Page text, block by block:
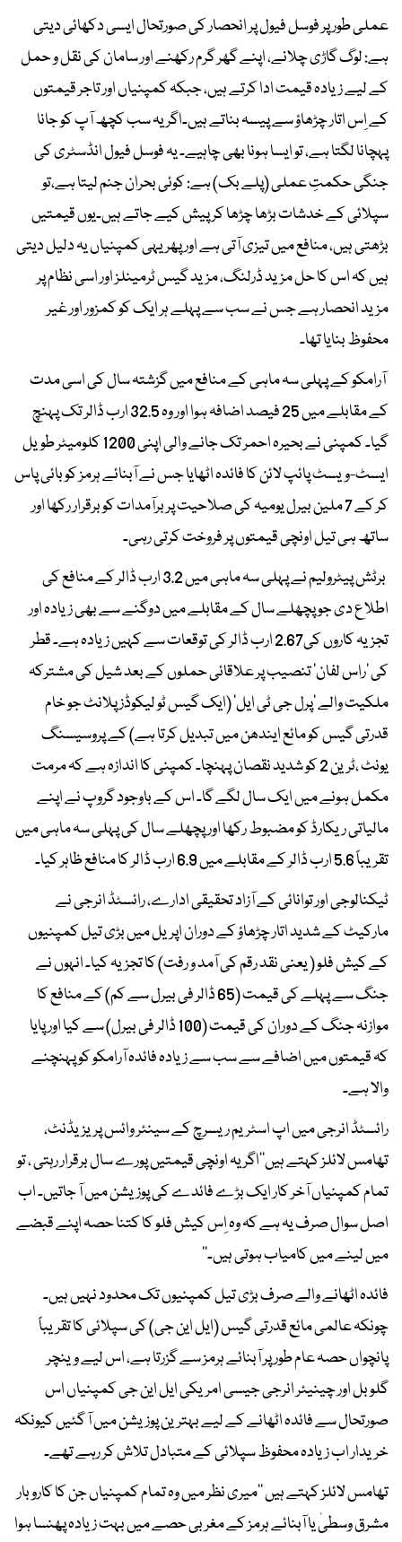
عملی طور پر فوسل فیول پر انحصار کی صورتحال ایسی دکھائی دیتی
ہے: لوگ گاڑی چلانے، اپنے گھر گرم رکھنے اور سامان کی نقل و حمل
کے لیے زیادہ قیمت ادا کرتے ہیں، جبکہ کمپنیاں اور تاجر قیمتوں
کے اِس اتار چڑھاؤ سے پیسہ بناتے ہیں۔اگر یہ سب کچھ آپ کو جانا
پہچانا لگتا ہے، تو ایسا ہونا بھی چاہیے۔ یہ فوسل فیول انڈسٹری کی
جنگی حکمتِ عملی (پلے بک) ہے: کوئی بحران جنم لیتا ہے،تو
سپلائی کے خدشات بڑھا چڑھا کر پیش کیے جاتے ہیں۔یوں قیمتیں
بڑھتی ہیں، منافع میں تیزی آتی ہے اور پھر یہی کمپنیاں یہ دلیل دیتی
ہیں کہ اس کا حل مزید ڈرلنگ، مزید گیس ٹرمینلز اور اسی نظام پر
مزید انحصار ہے جس نے سب سے پہلے ہر ایک کو کمزور اور غیر
محفوظ بنایا تھا۔
آرامکو کے پہلی سہ ماہی کے منافع میں گزشتہ سال کی اسی مدت
کے مقابلے میں 25 فیصد اضافہ ہوا اور وہ 32.5 ارب ڈالر تک پہنچ
گیا۔ کمپنی نے بحیرہ احمر تک جانے والی اپنی 1200 کلومیٹر طویل
ایسٹ-ویسٹ پائپ لائن کا فائدہ اٹھایا جس نے آبنائے ہرمز کو بائی پاس
کر کے 7 ملین بیرل یومیہ کی صلاحیت پر برآمدات کو برقرار رکھا اور
ساتھ ہی تیل اونچی قیمتوں پر فروخت کرتی رہی۔
برٹش پیٹرولیم نے پہلی سہ ماہی میں 3.2 ارب ڈالر کے منافع کی
اطلاع دی جو پچھلے سال کے مقابلے میں دوگنے سے بھی زیادہ اور
تجزیہ کاروں کی2.67 ارب ڈالر کی توقعات سے کہیں زیادہ ہے۔ قطر
کی ’راس لفان‘ تنصیب پر علاقائی حملوں کے بعد شیل کی مشترکہ
ملکیت والے ’پرل جی ٹی ایل‘ (ایک گیس ٹو لیکوڈز پلانٹ جو خام
قدرتی گیس کو مائع ایندھن میں تبدیل کرتا ہے) کے پروسیسنگ
یونٹ ،ٹرین 2 کو شدید نقصان پہنچا۔ کمپنی کا اندازہ ہے کہ مرمت
مکمل ہونے میں ایک سال لگے گا۔ اس کے باوجود گروپ نے اپنے
مالیاتی ریکارڈ کو مضبوط رکھا اور پچھلے سال کی پہلی سہ ماہی میں
تقریباً 5.6 ارب ڈالر کے مقابلے میں 6.9 ارب ڈالر کا منافع ظاہر کیا۔
ٹیکنالوجی اور توانائی کے آزاد تحقیقی ادارے، رائسٹڈ انرجی نے
مارکیٹ کے شدید اتار چڑھاؤ کے دوران اپریل میں بڑی تیل کمپنیوں
کے کیش فلو ( یعنی نقد رقم کی آمد و رفت) کا تجزیہ کیا۔ انہوں نے
جنگ سے پہلے کی قیمت (65 ڈالر فی بیرل سے کم) کے منافع کا
موازنہ جنگ کے دوران کی قیمت (100 ڈالر فی بیرل) سے کیا اور پایا
کہ قیمتوں میں اضافے سے سب سے زیادہ فائدہ آرامکو کو پہنچنے
والا ہے۔
رائسٹڈ انرجی میں اپ اسٹریم ریسرچ کے سینئر وائس پریزیڈنٹ،
تھامس لائلز کہتے ہیں’’اگر یہ اونچی قیمتیں پورے سال برقرار رہتی ، تو
تمام کمپنیاں آخر کار ایک بڑے فائدے کی پوزیشن میں آ جاتیں۔ اب
اصل سوال صرف یہ ہے کہ وہ اِس کیش فلو کا کتنا حصہ اپنے قبضے
میں لینے میں کامیاب ہوتی ہیں۔‘‘
فائدہ اٹھانے والے صرف بڑی تیل کمپنیوں تک محدود نہیں ہیں۔
چونکہ عالمی مائع قدرتی گیس (ایل این جی) کی سپلائی کا تقریباً
پانچواں حصہ عام طور پر آبنائے ہرمز سے گزرتا ہے، اس لیے وینچر
گلوبل اور چینیئر انرجی جیسی امریکی ایل این جی کمپنیاں اس
صورتحال سے فائدہ اٹھانے کے لیے بہترین پوزیشن میں آ گئیں کیونکہ
خریدار اب زیادہ محفوظ سپلائی کے متبادل تلاش کر رہے تھے۔
تھامس لائلز کہتے ہیں ’’میری نظر میں وہ تمام کمپنیاں جن کا کاروبار
مشرق وسطیٰ یا آبنائے ہرمز کے مغربی حصے میں بہت زیادہ پھنسا ہوا